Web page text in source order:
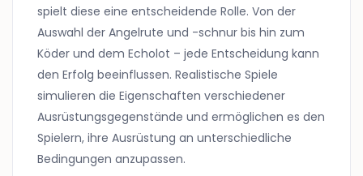
spielt diese eine entscheidende Rolle. Von der
Auswahl der Angelrute und -schnur bis hin zum
Köder und dem Echolot – jede Entscheidung kann
den Erfolg beeinflussen. Realistische Spiele
simulieren die Eigenschaften verschiedener
Ausrüstungsgegenstände und ermöglichen es den
Spielern, ihre Ausrüstung an unterschiedliche
Bedingungen anzupassen.